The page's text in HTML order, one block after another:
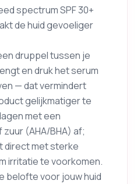
spectrum SPF 30+
de huid gevoeliger
druppel tussen je
en druk het serum
— dat vermindert
gelijkmatiger te
met een
(AHA/BHA) af;
direct met sterke
irritatie te voorkomen.
belofte voor jouw huid